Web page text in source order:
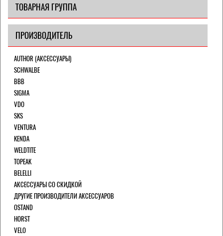
ТОВАРНАЯ ГРУППА
ПРОИЗВОДИТЕЛЬ
AUTHOR (АКСЕССУАРЫ)
SCHWALBE
BBB
SIGMA
VDO
SKS
VENTURA
KENDA
WELDTITE
TOPEAK
BELELLI
АКСЕССУАРЫ СО СКИДКОЙ
ДРУГИЕ ПРОИЗВОДИТЕЛИ АКСЕССУАРОВ
OSTAND
HORST
VELO